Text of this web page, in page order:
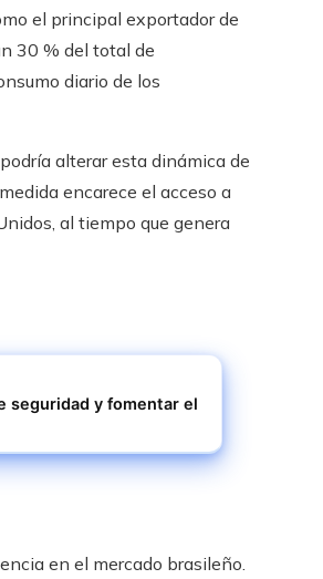
el principal exportador de
30 % del total de
diario de los
alterar esta dinámica de
encarece el acceso a
al tiempo que genera
seguridad y fomentar el
en el mercado brasileño.